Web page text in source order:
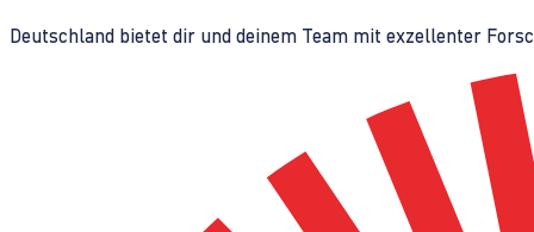
Deutschland bietet dir und deinem Team mit exzellenter